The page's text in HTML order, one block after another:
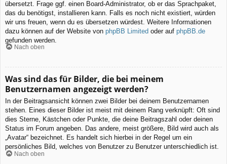
übersetzt. Frage ggf. einen Board-Administrator, ob er das Sprachpaket,
das du benötigst, installieren kann. Falls es noch nicht existiert, würden
wir uns freuen, wenn du es übersetzen würdest. Weitere Informationen
dazu können auf der Website von phpBB Limited oder auf phpBB.de
gefunden werden.
Nach oben
Was sind das für Bilder, die bei meinem
Benutzernamen angezeigt werden?
In der Beitragsansicht können zwei Bilder bei deinem Benutzernamen
stehen. Eines dieser Bilder ist meist mit deinem Rang verknüpft: Oft sind
dies Sterne, Kästchen oder Punkte, die deine Beitragszahl oder deinen
Status im Forum angeben. Das andere, meist größere, Bild wird auch als
„Avatar“ bezeichnet. Es handelt sich hierbei in der Regel um ein
persönliches Bild, welches von Benutzer zu Benutzer unterschiedlich ist.
Nach oben